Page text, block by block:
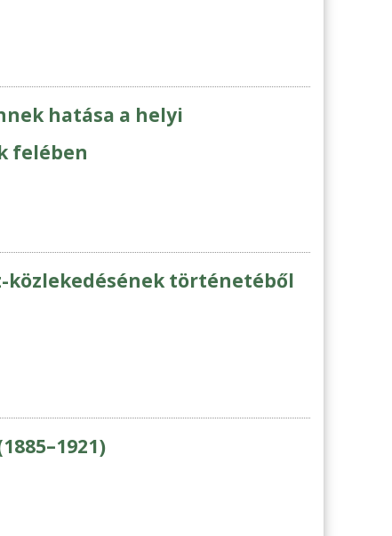
hatása a helyi
felében
közlekedésének történetéből